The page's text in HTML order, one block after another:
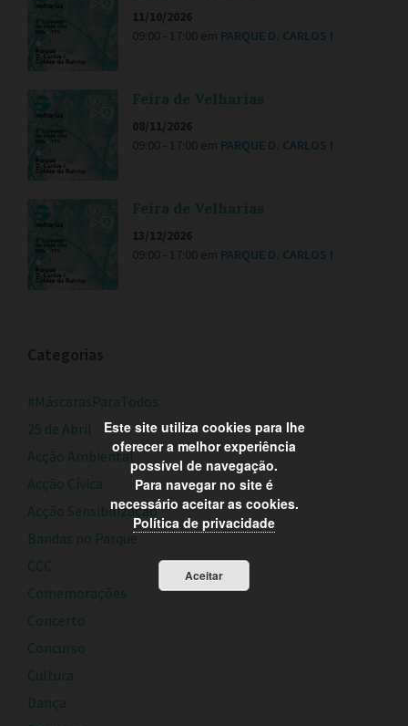
11/10/2026
09:00 - 17:00 em PARQUE D. CARLOS I
Feira de Velharias
08/11/2026
09:00 - 17:00 em PARQUE D. CARLOS I
Feira de Velharias
13/12/2026
09:00 - 17:00 em PARQUE D. CARLOS I
Categorias
#MáscarasParaTodos
25 de Abril
Acção Ambiental
Acção Cívica
Acção Sensibilização
Bandas no Parque
CCC
Comemorações
Concerto
Concurso
Cultura
Dança
Este site utiliza cookies para lhe
oferecer a melhor experiência
possível de navegação.
Para navegar no site é
necessário aceitar as cookies.
Política de privacidade
Aceitar